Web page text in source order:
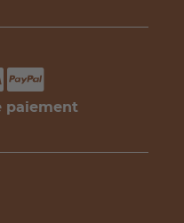
paiement